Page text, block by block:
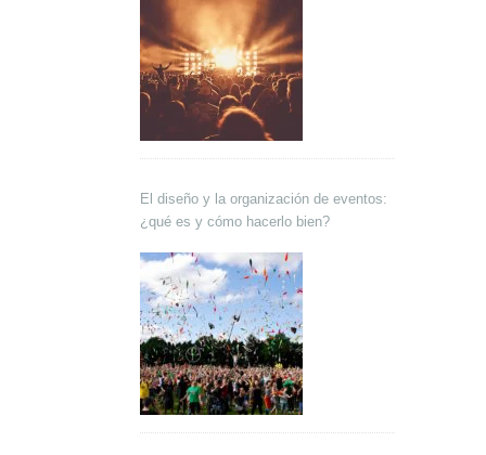
El diseño y la organización de eventos:
¿qué es y cómo hacerlo bien?